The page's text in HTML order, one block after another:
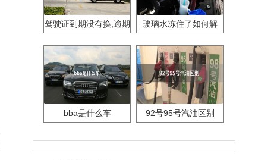
驾驶证到期没有换,逾期
玻璃水冻住了如何解
bba是什么车 92号95号汽油区别